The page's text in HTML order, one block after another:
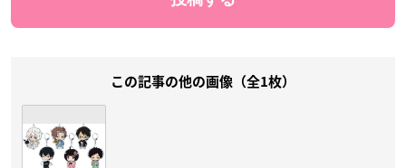
この記事の他の画像（全1枚）